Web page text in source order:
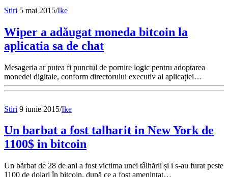
Stiri 5 mai 2015/Ike
Wiper a adăugat moneda bitcoin la
aplicatia sa de chat
Mesageria ar putea fi punctul de pornire logic pentru adoptarea
monedei digitale, conform directorului executiv al aplicației…
Stiri 9 iunie 2015/Ike
Un barbat a fost talharit in New York de
1100$ in bitcoin
Un bărbat de 28 de ani a fost victima unei tâlhării și i s-au furat peste
1100 de dolari în bitcoin, după ce a fost amenințat…